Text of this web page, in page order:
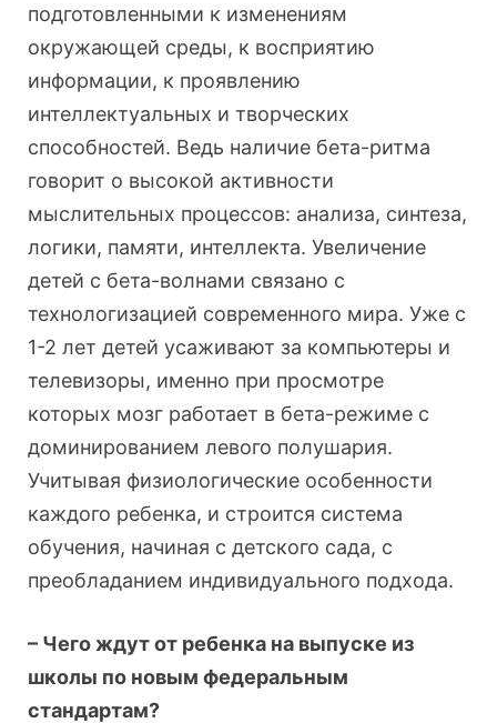
подготовленными к изменениям
окружающей среды, к восприятию
информации, к проявлению
интеллектуальных и творческих
способностей. Ведь наличие бета-ритма
говорит о высокой активности
мыслительных процессов: анализа, синтеза,
логики, памяти, интеллекта. Увеличение
детей с бета-волнами связано с
технологизацией современного мира. Уже с
1-2 лет детей усаживают за компьютеры и
телевизоры, именно при просмотре
которых мозг работает в бета-режиме с
доминированием левого полушария.
Учитывая физиологические особенности
каждого ребенка, и строится система
обучения, начиная с детского сада, с
преобладанием индивидуального подхода.
– Чего ждут от ребенка на выпуске из
школы по новым федеральным
стандартам?